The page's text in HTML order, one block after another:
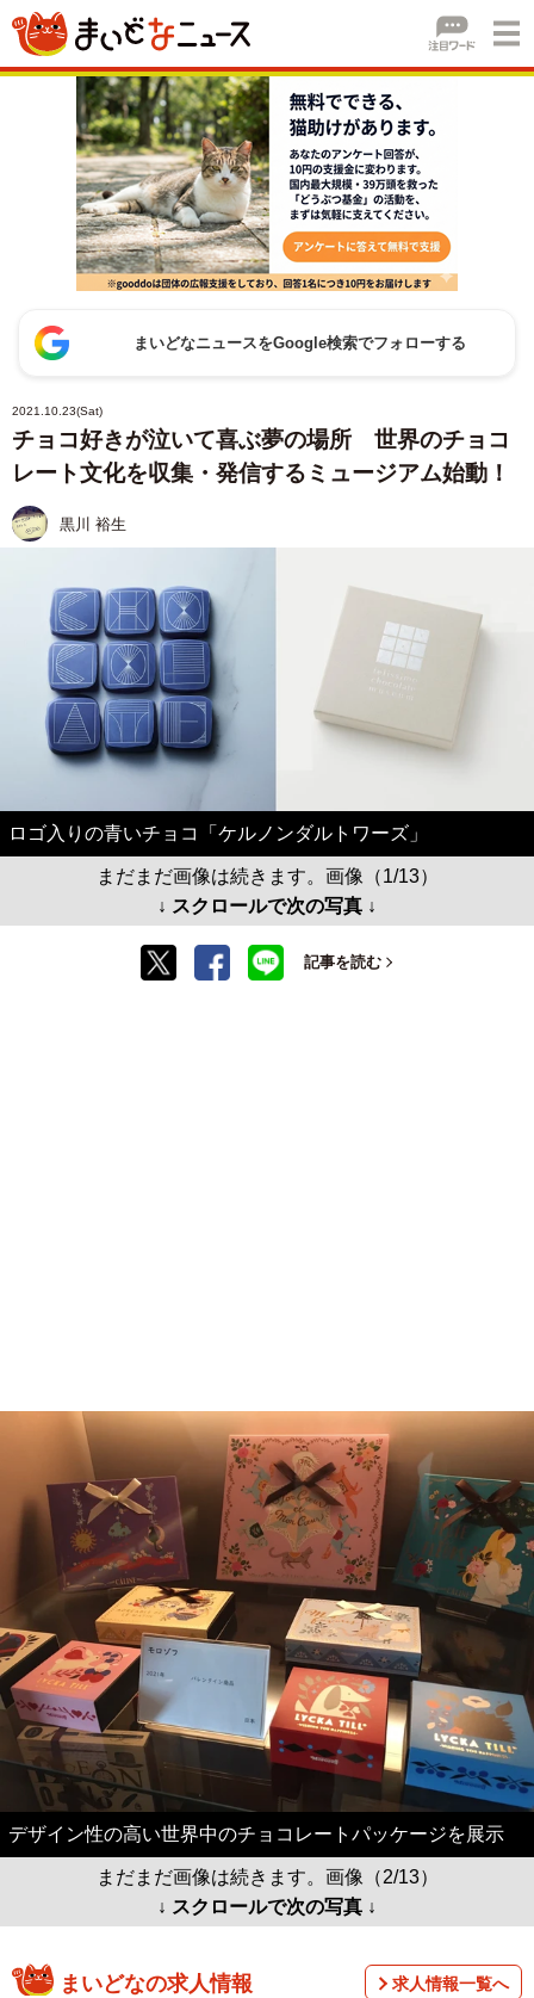
まいどなニュースをGoogle検索でフォローする
2021.10.23(Sat)
チョコ好きが泣いて喜ぶ夢の場所 世界のチョコ
レート文化を収集・発信するミュージアム始動！
黒川 裕生
ロゴ入りの青いチョコ「ケルノンダルトワーズ」
まだまだ画像は続きます。画像（1/13）
↓ スクロールで次の写真 ↓
記事を読む
デザイン性の高い世界中のチョコレートパッケージを展示
まだまだ画像は続きます。画像（2/13）
↓ スクロールで次の写真 ↓
まいどなの求人情報 求人情報一覧へ